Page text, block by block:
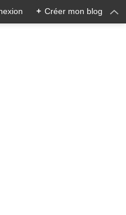
+ Créer mon blog